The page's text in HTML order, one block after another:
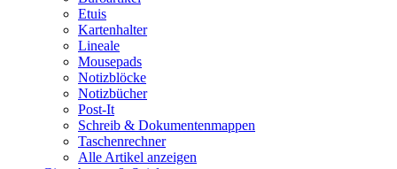
Etuis
Kartenhalter
Lineale
Mousepads
Notizblöcke
Notizbücher
Post-It
Schreib & Dokumentenmappen
Taschenrechner
Alle Artikel anzeigen